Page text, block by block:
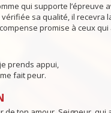
qui supporte l’épreuve
sa qualité, il recevra
promise à ceux qui
prends appui,
fait peur.